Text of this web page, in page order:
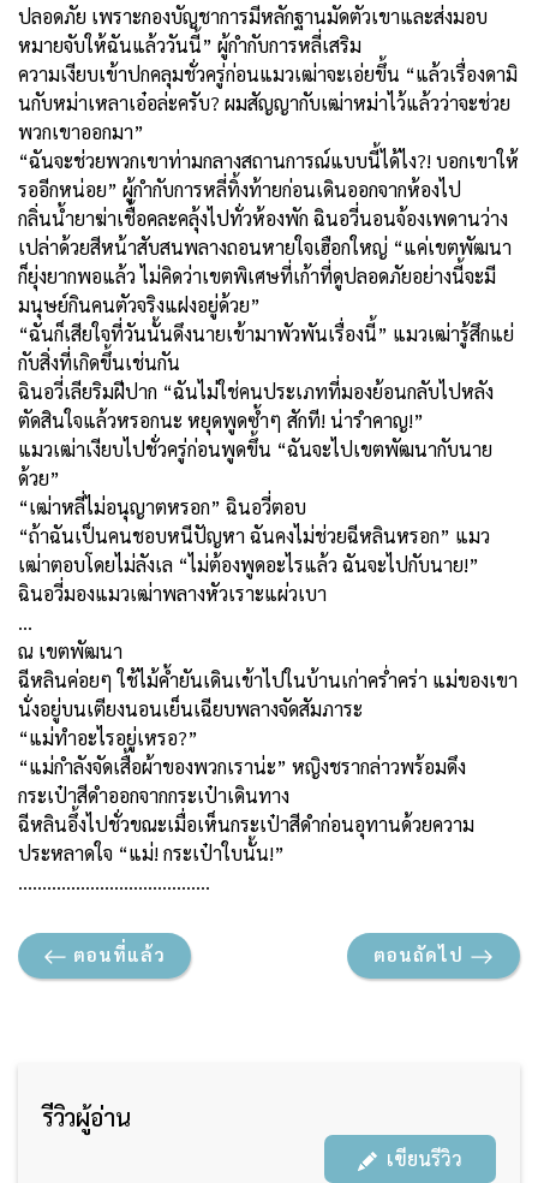
ปลอดภัย เพราะกองบัญชาการมีหลักฐานมัดตัวเขาและส่งมอบ
หมายจับให้ฉันแล้ววันนี้” ผู้กำกับการหลี่เสริม
ความเงียบเข้าปกคลุมชั่วครู่ก่อนแมวเฒ่าจะเอ่ยขึ้น “แล้วเรื่องดามิ
นกับหม่าเหลาเอ๋อล่ะครับ? ผมสัญญากับเฒ่าหม่าไว้แล้วว่าจะช่วย
พวกเขาออกมา”
“ฉันจะช่วยพวกเขาท่ามกลางสถานการณ์แบบนี้ได้ไง?! บอกเขาให้
รออีกหน่อย” ผู้กำกับการหลี่ทิ้งท้ายก่อนเดินออกจากห้องไป
กลิ่นน้ำยาฆ่าเชื้อคละคลุ้งไปทั่วห้องพัก ฉินอวี่นอนจ้องเพดานว่าง
เปล่าด้วยสีหน้าสับสนพลางถอนหายใจเฮือกใหญ่ “แค่เขตพัฒนา
ก็ยุ่งยากพอแล้ว ไม่คิดว่าเขตพิเศษที่เก้าที่ดูปลอดภัยอย่างนี้จะมี
มนุษย์กินคนตัวจริงแฝงอยู่ด้วย”
“ฉันก็เสียใจที่วันนั้นดึงนายเข้ามาพัวพันเรื่องนี้” แมวเฒ่ารู้สึกแย่
กับสิ่งที่เกิดขึ้นเช่นกัน
ฉินอวี่เลียริมฝีปาก “ฉันไม่ใช่คนประเภทที่มองย้อนกลับไปหลัง
ตัดสินใจแล้วหรอกนะ หยุดพูดซ้ำๆ สักที! น่ารำคาญ!”
แมวเฒ่าเงียบไปชั่วครู่ก่อนพูดขึ้น “ฉันจะไปเขตพัฒนากับนาย
ด้วย”
“เฒ่าหลี่ไม่อนุญาตหรอก” ฉินอวี่ตอบ
“ถ้าฉันเป็นคนชอบหนีปัญหา ฉันคงไม่ช่วยฉีหลินหรอก” แมว
เฒ่าตอบโดยไม่ลังเล “ไม่ต้องพูดอะไรแล้ว ฉันจะไปกับนาย!”
ฉินอวี่มองแมวเฒ่าพลางหัวเราะแผ่วเบา
…
ณ เขตพัฒนา
ฉีหลินค่อยๆ ใช้ไม้ค้ำยันเดินเข้าไปในบ้านเก่าคร่ำคร่า แม่ของเขา
นั่งอยู่บนเตียงนอนเย็นเฉียบพลางจัดสัมภาระ
“แม่ทำอะไรอยู่เหรอ?”
“แม่กำลังจัดเสื้อผ้าของพวกเราน่ะ” หญิงชรากล่าวพร้อมดึง
กระเป๋าสีดำออกจากกระเป๋าเดินทาง
ฉีหลินอึ้งไปชั่วขณะเมื่อเห็นกระเป๋าสีดำก่อนอุทานด้วยความ
ประหลาดใจ “แม่! กระเป๋าใบนั้น!”
………………………………….
ตอนที่แล้ว ตอนถัดไป
รีวิวผู้อ่าน
เขียนรีวิว